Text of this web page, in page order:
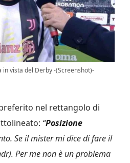
in vista del Derby -(Screenshot)-
nel rettangolo di
“Posizione
Se il mister mi dice di fare il
Per me non è un problema